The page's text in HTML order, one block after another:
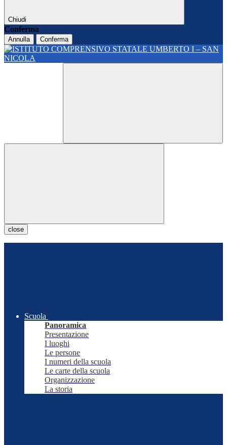
Chiudi
Conferma
Annulla Conferma
close
Scuola
Panoramica
Presentazione
I luoghi
Le persone
I numeri della scuola
Le carte della scuola
Organizzazione
La storia